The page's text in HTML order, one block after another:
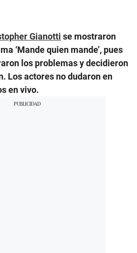
Gianotti se mostraron
‘Mande quien mande’, pues
los problemas y decidieron
Los actores no dudaron en
en vivo.